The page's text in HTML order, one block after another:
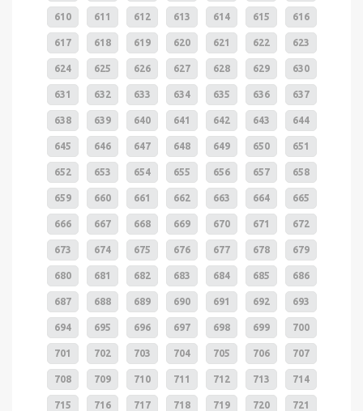
610 611 612 613 614 615 616
617 618 619 620 621 622 623
624 625 626 627 628 629 630
631 632 633 634 635 636 637
638 639 640 641 642 643 644
645 646 647 648 649 650 651
652 653 654 655 656 657 658
659 660 661 662 663 664 665
666 667 668 669 670 671 672
673 674 675 676 677 678 679
680 681 682 683 684 685 686
687 688 689 690 691 692 693
694 695 696 697 698 699 700
701 702 703 704 705 706 707
708 709 710 711 712 713 714
715 716 717 718 719 720 721